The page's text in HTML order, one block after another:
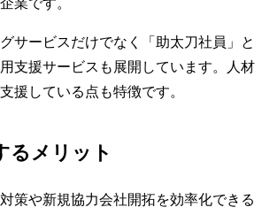
サービスだけでなく「助太刀社員」と
支援サービスも展開しています。人材
援している点も特徴です。
るメリット
策や新規協力会社開拓を効率化できる